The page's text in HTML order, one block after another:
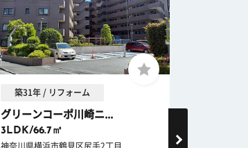
築31年 / リフォーム
グリーンコーポ川崎ニ...
3LDK/66.7㎡
神奈川県横浜市鶴見区尻手2丁目